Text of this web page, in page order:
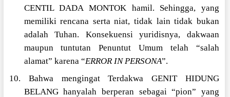
CENTIL DADA MONTOK hamil. Sehingga, yang
memiliki rencana serta niat, tidak lain tidak bukan
adalah Tuhan. Konsekuensi yuridisnya, dakwaan
maupun tuntutan Penuntut Umum telah “salah
alamat” karena “ERROR IN PERSONA”.
10. Bahwa mengingat Terdakwa GENIT HIDUNG
BELANG hanyalah berperan sebagai “pion” yang